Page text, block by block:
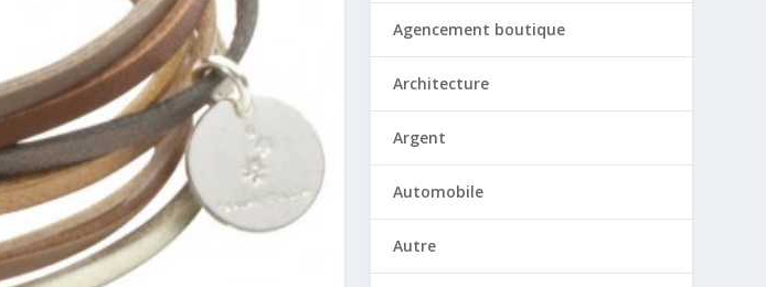
Agencement boutique
Architecture
Argent
Automobile
Autre